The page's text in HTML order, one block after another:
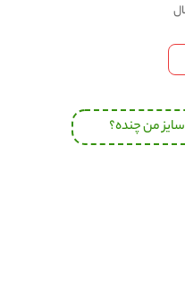
سایز من چنده؟